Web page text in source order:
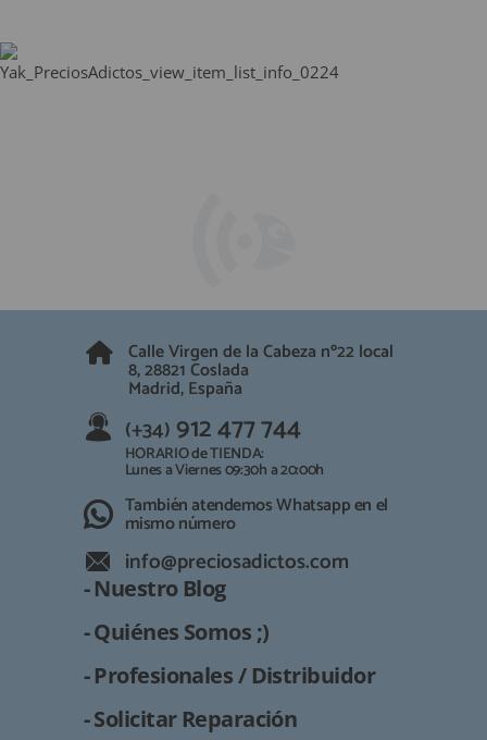
Calle Virgen de la Cabeza nº22 local
8, 28821 Coslada
Madrid, España
(+34) 912 477 744
HORARIO de TIENDA:
Lunes a Viernes 09:30h a 20:00h
También atendemos Whatsapp en el
mismo número
info@preciosadictos.com
- Nuestro Blog
- Quiénes Somos ;)
- Profesionales / Distribuidor
- Solicitar Reparación